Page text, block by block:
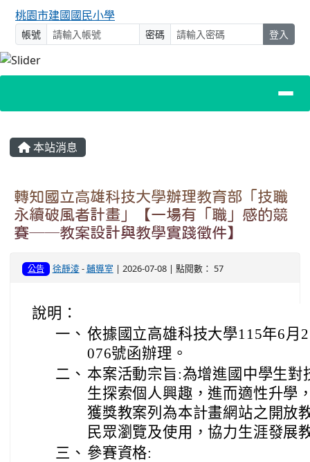
桃園市建國國民小學
帳號 密碼 登入
主內容區域
本站消息
轉知國立高雄科技大學辦理教育部「技職
永續破風者計畫」【一場有「職」感的競
賽──教案設計與教學實踐徵件】
公告 徐靜淩-輔導室 | 2026-07-08 | 點閱數： 57
說明：
一、 依據國立高雄科技大學115年6月
076號函辦理。
二、 本案活動宗旨:為增進國中學生對
生探索個人興趣，進而適性升學
獲獎教案列為本計畫網站之開放
民眾瀏覽及使用，協力生涯發展
三、 參賽資格: